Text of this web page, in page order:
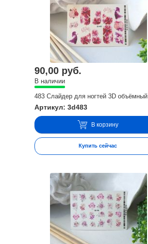
90,00 руб.
В наличии
483 Слайдер для ногтей 3D объёмный
Артикул: 3d483
В корзину
Купить сейчас